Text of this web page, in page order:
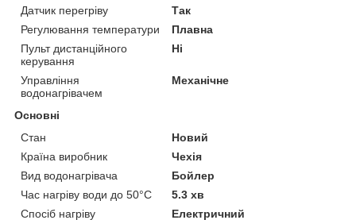
Датчик перегріву
Так
Регулювання температури
Плавна
Пульт дистанційного
керування
Ні
Управління
водонагрівачем
Механічне
Основні
Стан
Новий
Країна виробник
Чехія
Вид водонагрівача
Бойлер
Час нагріву води до 50°С
5.3 хв
Спосіб нагріву
Електричний